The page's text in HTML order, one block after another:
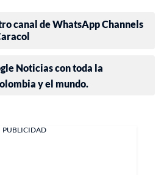
canal de WhatsApp Channels
Noticias con toda la
y el mundo.
PUBLICIDAD